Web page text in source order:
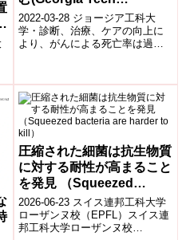
Researchers Tackle
Cancer Health
Disparities)
2022-03-28 ジョージア工科大
学・診断、治療、ケアの向上に
より、がんによる死亡率は過去
族による...
圧縮された細菌は抗生物質
に対する耐性が高まること
を発見 （Squeezed
bacteria are harder to
kill）
2026-06-23 スイス連邦工科大学
ローザンヌ校（EPFL）スイス連
邦工科大学ローザンヌ校